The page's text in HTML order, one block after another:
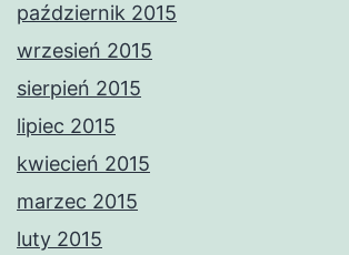
październik 2015
wrzesień 2015
sierpień 2015
lipiec 2015
kwiecień 2015
marzec 2015
luty 2015